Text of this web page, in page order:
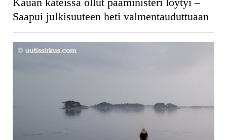
Kauan kateissa ollut pääministeri löytyi –
Saapui julkisuuteen heti valmentauduttuaan